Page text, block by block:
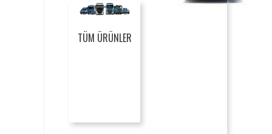
TÜM ÜRÜNLER